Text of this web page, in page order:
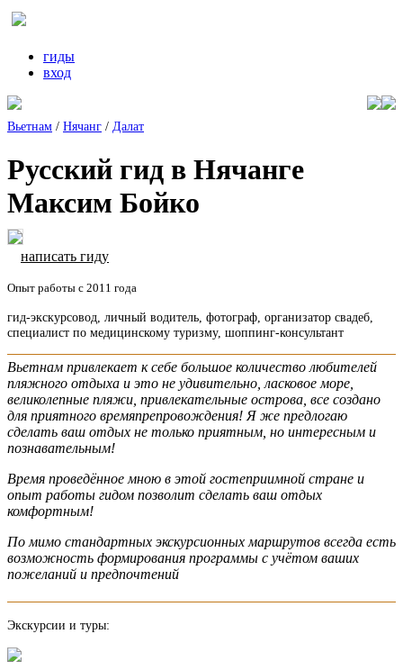
гиды
вход
Вьетнам / Нячанг / Далат
Русский гид в Нячанге
Максим Бойко
написать гиду
Опыт работы с 2011 года
гид-экскурсовод, личный водитель, фотограф, организатор свадеб,
специалист по медицинскому туризму, шоппинг-консультант
Вьетнам привлекает к себе большое количество любителей
пляжного отдыха и это не удивительно, ласковое море,
великолепные пляжи, привлекательные острова, все создано
для приятного времяпрепровождения! Я же предлогаю
сделать ваш отдых не только приятным, но интересным и
познавательным!
Время проведённое мною в этой гостеприимной стране и
опыт работы гидом позволит сделать ваш отдых
комфортным!
По мимо стандартных экскурсионных маршрутов всегда есть
возможность формирования программы с учётом ваших
пожеланий и предпочтений
Экскурсии и туры: